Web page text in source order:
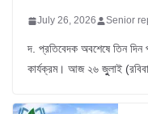
July 26, 2026 Senior
দ. প্রতিবেদক অবশেষে তিন দিন
কার্যক্রম। আজ ২৬ জুুলাই